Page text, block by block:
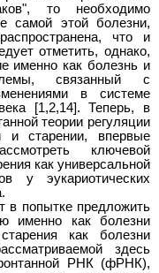
то необходимо
самой этой болезни,
что и
отметить, однако,
именно как болезнь и
связанный с
в системе
[1,2,14]. Теперь, в
теории регуляции
и старении, впервые
ключевой
как универсальной
у эукариотических
в попытке предложить
именно как болезни
как болезни
здесь
РНК (фРНК),